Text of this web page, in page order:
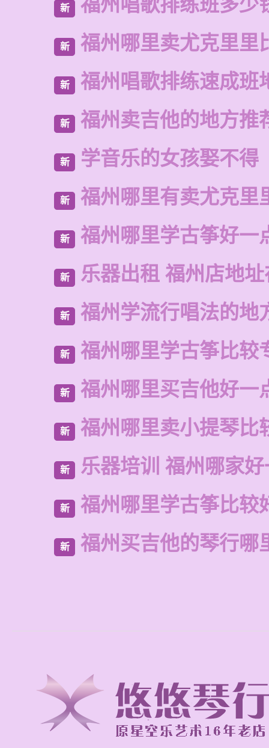
新 福州唱歌排练班多少
新 福州哪里卖尤克里里
新 福州唱歌排练速成班
新 福州卖吉他的地方推
新 学音乐的女孩娶不得
新 福州哪里有卖尤克里
新 福州哪里学古筝好一
新 乐器出租 福州店地
新 福州学流行唱法的地
新 福州哪里学古筝比较
新 福州哪里买吉他好一
新 福州哪里卖小提琴比
新 乐器培训 福州哪家
新 福州哪里学古筝比较
新 福州买吉他的琴行哪